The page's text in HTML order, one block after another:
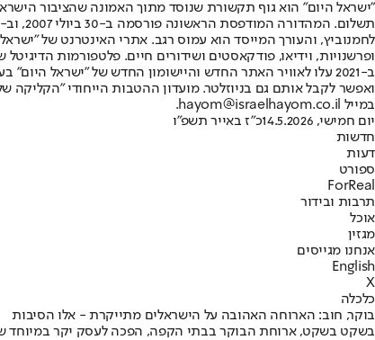
"ישראל היום" הוא גוף תקשורת שנוסד מתוך האמונה שהציבור
ופרשנויות, וידיאו, פודקאסטים ושידורים חיים. פלטפורמות
ב-2021 עלו לאוויר האתר החדש והיישומון החדש של "ישראל
ואפשר לקבל אותם גם בניוזלטר. מועדון ההטבות הייחודי "הקליקה
במייל hayom@israelhayom.co.il.
יום חמישי, 14.5.2026
כ"ז באייר תשפ"ו
חדשות
דעות
ספורט
ForReal
תרבות ובידור
אוכל
מגזין
אנחנו מגייסים
English
X
כלכלה
בוקר, חוב: הארוחה האהובה על הישראלים מתייקרת - אלו הסיבות